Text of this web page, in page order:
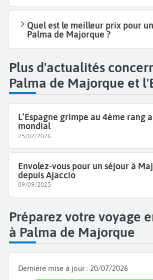
Quel est le meilleur prix pour
Palma de Majorque ?
Plus d'actualités
Palma de Majorque et
L’Espagne grimpe au 4ème rang
mondial
25/02/2026
Envolez-vous pour un séjour à
depuis Ajaccio
09/09/2025
Préparez votre voyage
à Palma de Majorque
Dernière mise à jour : 20/07/2026